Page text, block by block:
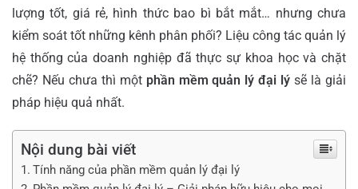
lượng tốt, giá rẻ, hình thức bao bì bắt mắt… nhưng chưa
kiểm soát tốt những kênh phân phối? Liệu công tác quản lý
hệ thống của doanh nghiệp đã thực sự khoa học và chặt
chẽ? Nếu chưa thì một phần mềm quản lý đại lý sẽ là giải
pháp hiệu quả nhất.
Nội dung bài viết
Tính năng của phần mềm quản lý đại lý